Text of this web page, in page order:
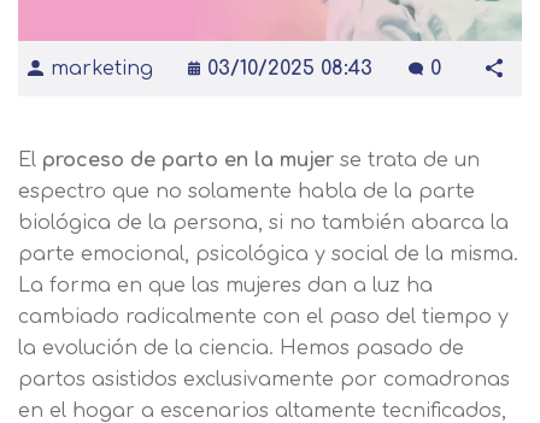
marketing 03/10/2025 08:43 0
El proceso de parto en la mujer se trata de un
espectro que no solamente habla de la parte
biológica de la persona, si no también abarca la
parte emocional, psicológica y social de la misma.
La forma en que las mujeres dan a luz ha
cambiado radicalmente con el paso del tiempo y
la evolución de la ciencia. Hemos pasado de
partos asistidos exclusivamente por comadronas
en el hogar a escenarios altamente tecnificados,